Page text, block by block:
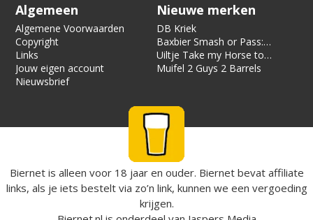
Algemeen
Algemene Voorwaarden
Copyright
Links
Jouw eigen account
Nieuwsbrief
Nieuwe merken
DB Kriek
Baxbier Smash or Pass:
Strata
Uiltje Take my Horse to
the Hotel Room
Muifel 2 Guys 2 Barrels
Biernet is alleen voor 18 jaar en ouder. Biernet bevat affiliate
links, als je iets bestelt via zo’n link, kunnen we een vergoeding
krijgen.